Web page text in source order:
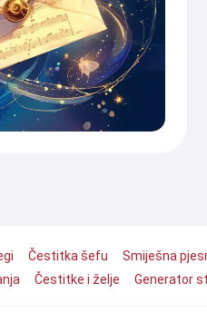
Čestitka šefu
Smiješna
Čestitke i želje Generator